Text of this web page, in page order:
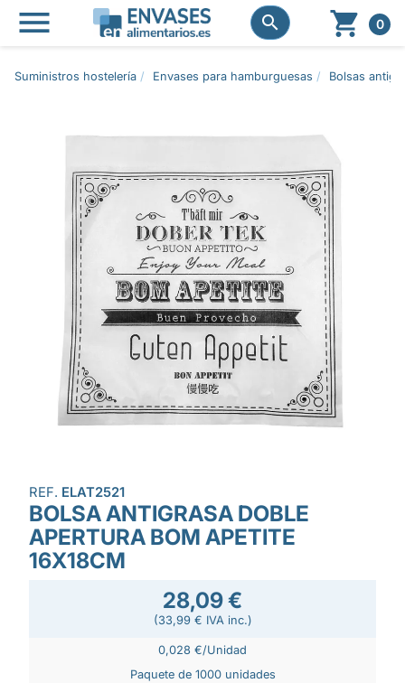
 
  0
Suministros hostelería Envases para hamburguesas Bolsas
REF. ELAT2521
BOLSA ANTIGRASA DOBLE
APERTURA BOM APETITE
16X18CM
28,09 €
(33,99 € IVA inc.)
0,028 €/Unidad
Paquete de 1000 unidades